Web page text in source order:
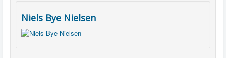
Niels Bye Nielsen